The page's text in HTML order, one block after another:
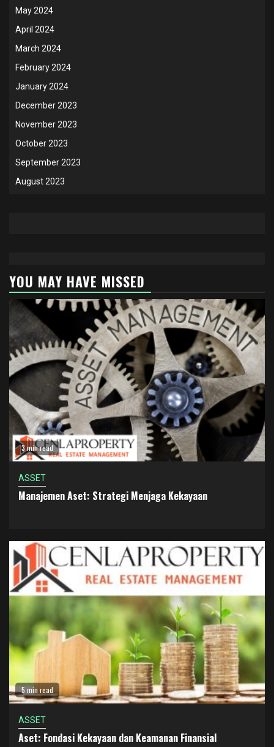
May 2024
April 2024
March 2024
February 2024
January 2024
December 2023
November 2023
October 2023
September 2023
August 2023
YOU MAY HAVE MISSED
3 min read
ASSET
Manajemen Aset: Strategi Menjaga Kekayaan
5 min read
ASSET
Aset: Fondasi Kekayaan dan Keamanan Finansial